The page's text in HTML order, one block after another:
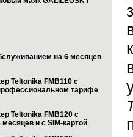
на 6 месяцев
Teltonika FMB110 с
тарифе
Teltonika FMB120 с
и с SIM-картой